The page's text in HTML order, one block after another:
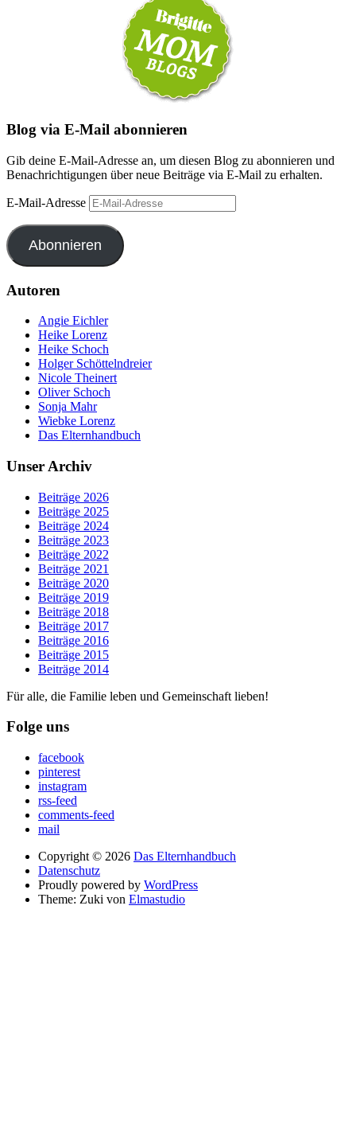
Blog via E-Mail abonnieren
Gib deine E-Mail-Adresse an, um diesen Blog zu abonnieren und
Benachrichtigungen über neue Beiträge via E-Mail zu erhalten.
E-Mail-Adresse
Abonnieren
Autoren
Angie Eichler
Heike Lorenz
Heike Schoch
Holger Schöttelndreier
Nicole Theinert
Oliver Schoch
Sonja Mahr
Wiebke Lorenz
Das Elternhandbuch
Unser Archiv
Beiträge 2026
Beiträge 2025
Beiträge 2024
Beiträge 2023
Beiträge 2022
Beiträge 2021
Beiträge 2020
Beiträge 2019
Beiträge 2018
Beiträge 2017
Beiträge 2016
Beiträge 2015
Beiträge 2014
Für alle, die Familie leben und Gemeinschaft lieben!
Folge uns
facebook
pinterest
instagram
rss-feed
comments-feed
mail
Copyright © 2026 Das Elternhandbuch
Datenschutz
Proudly powered by WordPress
Theme: Zuki von Elmastudio